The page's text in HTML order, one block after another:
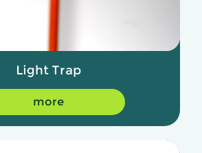
Light Trap
more